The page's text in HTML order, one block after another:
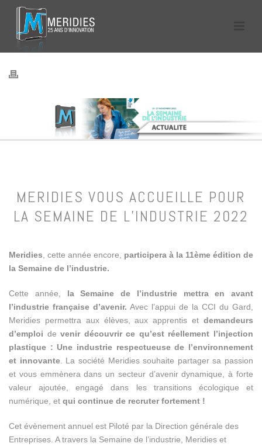
MERIDIES VOUS ACCUEILLE POUR
LA SEMAINE DE L’INDUSTRIE 2022
Meridies , cette année encore, participera à la 11ème édition de
la Semaine de l’industrie.
Cette année, la Semaine de l’industrie mettra en avant
l’industrie française d’avenir. Avec l’appui de la CCI du Gard,
Meridies permettra aux élèves, aux apprentis et demandeurs
d’emploi devenir découvrir ce qu’est réellement l’injection
plastique : Une industrie respectueuse de l’environnement
et innovante. La société Meridies souhaite partager sa passion
et vous emmènera dans un secteur d’avenir dynamique, à forte
valeur ajoutée, engagé dans les transitions écologique et
numérique, et qui continue de recruter fortement !
Cet évènement annuel est Piloté par la Direction générale des
Entreprises. A travers la Semaine de l’industrie, Meridies et